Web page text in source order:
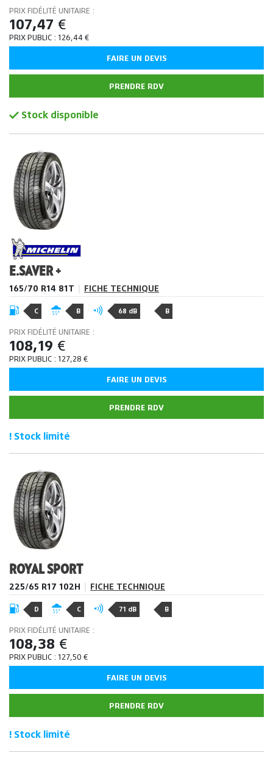
PRIX FIDÉLITÉ UNITAIRE :
107,47 €
PRIX PUBLIC : 126,44€
FAIRE UN DEVIS
PRENDRE RDV
Stock disponible
E.SAVER +
165/70 R14 81T FICHE TECHNIQUE
C B 68 dB B
PRIX FIDÉLITÉ UNITAIRE :
108,19 €
PRIX PUBLIC : 127,28 €
FAIRE UN DEVIS
PRENDRE RDV
! Stock limité
ROYAL SPORT
225/65 R17 102H FICHE TECHNIQUE
D C 71 dB B
PRIX FIDÉLITÉ UNITAIRE :
108,38 €
PRIX PUBLIC : 127,50 €
FAIRE UN DEVIS
PRENDRE RDV
! Stock limité